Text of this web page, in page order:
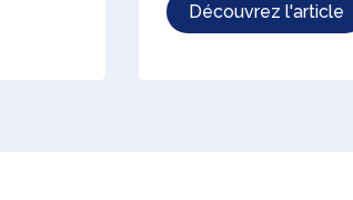
Découvrez l'article